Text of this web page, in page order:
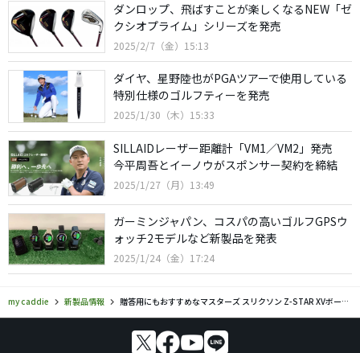
ダンロップ、飛ばすことが楽しくなるNEW「ゼ
クシオプライム」シリーズを発売
2025/2/7（金）15:13
ダイヤ、星野陸也がPGAツアーで使用している
特別仕様のゴルフティーを発売
2025/1/30（木）15:33
SILLAIDレーザー距離計「VM1／VM2」発売
今平周吾とイーノウがスポンサー契約を締結
2025/1/27（月）13:49
ガーミンジャパン、コスパの高いゴルフGPSウ
ォッチ2モデルなど新製品を発表
2025/1/24（金）17:24
my caddie 新製品情報 贈答用にもおすすめなマスターズ スリクソン Z-STAR XVボールが発売